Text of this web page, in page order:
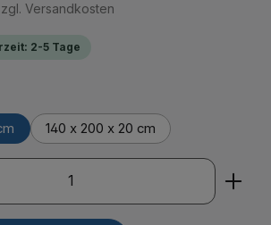
Versandkosten
2-5 Tage
140 x 200 x 20 cm
Gib den gewünschten Wert ein